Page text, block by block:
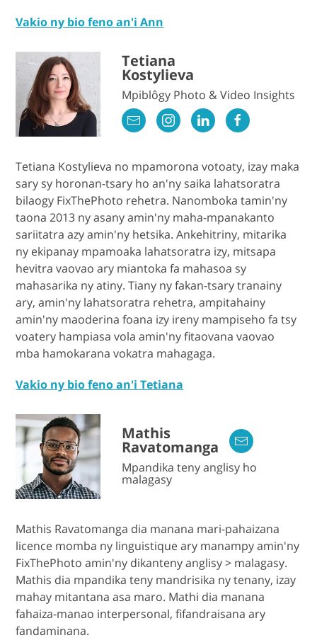
Vakio ny bio feno an'i Ann
Tetiana
Kostylieva
Mpiblôgy Photo & Video Insights
Tetiana Kostylieva no mpamorona votoaty, izay maka
sary sy horonan-tsary ho an'ny saika lahatsoratra
bilaogy FixThePhoto rehetra. Nanomboka tamin'ny
taona 2013 ny asany amin'ny maha-mpanakanto
sariitatra azy amin'ny hetsika. Ankehitriny, mitarika
ny ekipanay mpamoaka lahatsoratra izy, mitsapa
hevitra vaovao ary miantoka fa mahasoa sy
mahasarika ny atiny. Tiany ny fakan-tsary tranainy
ary, amin'ny lahatsoratra rehetra, ampitahainy
amin'ny maoderina foana izy ireny mampiseho fa tsy
voatery hampiasa vola amin'ny fitaovana vaovao
mba hamokarana vokatra mahagaga.
Vakio ny bio feno an'i Tetiana
Mathis
Ravatomanga
Mpandika teny anglisy ho
malagasy
Mathis Ravatomanga dia manana mari-pahaizana
licence momba ny linguistique ary manampy amin'ny
FixThePhoto amin'ny dikanteny anglisy > malagasy.
Mathis dia mpandika teny mandrisika ny tenany, izay
mahay mitantana asa maro. Mathi dia manana
fahaiza-manao interpersonal, fifandraisana ary
fandaminana.